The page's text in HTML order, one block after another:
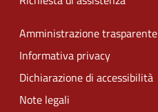
Amministrazione trasparente
Informativa privacy
Dichiarazione di accessibilità
Note legali